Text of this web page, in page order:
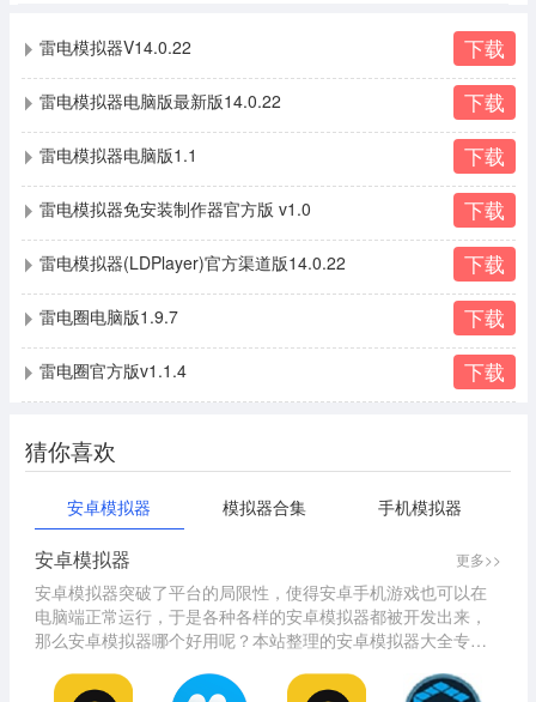
雷电模拟器V14.0.22 下载
雷电模拟器电脑版最新版14.0.22 下载
雷电模拟器电脑版1.1 下载
雷电模拟器免安装制作器官方版 v1.0 下载
雷电模拟器(LDPlayer)官方渠道版14.0.22 下载
雷电圈电脑版1.9.7 下载
雷电圈官方版v1.1.4 下载
猜你喜欢
安卓模拟器 模拟器合集 手机模拟器
安卓模拟器 更多>>
安卓模拟器突破了平台的局限性，使得安卓手机游戏也可以在
电脑端正常运行，于是各种各样的安卓模拟器都被开发出来，
那么安卓模拟器哪个好用呢？本站整理的安卓模拟器大全专题
模拟器、天天安卓模拟器等等。